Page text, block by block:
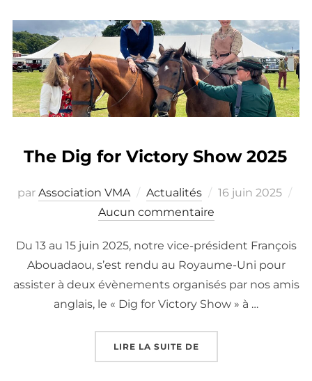
The Dig for Victory Show 2025
par Association VMA Actualités
Publié
16 juin 2025
Aucun commentaire
Du 13 au 15 juin 2025, notre vice-président François
Abouadaou, s’est rendu au Royaume-Uni pour
assister à deux évènements organisés par nos amis
anglais, le « Dig for Victory Show » à …
LIRE LA SUITE DE« THE DIG FOR